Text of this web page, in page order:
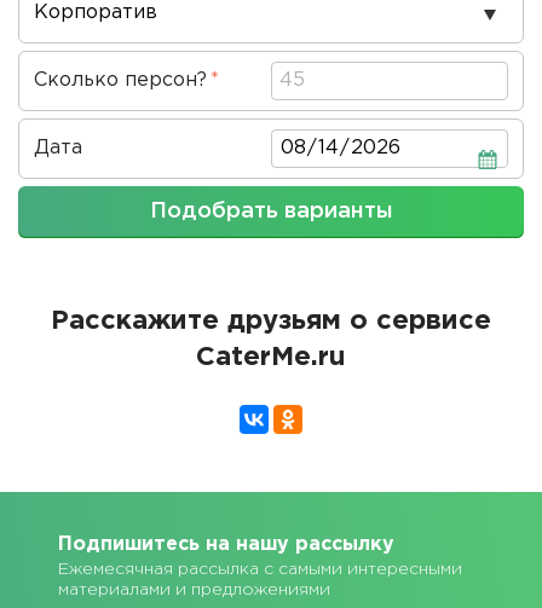
Повод
проведения
Сколько персон?
Дата Дата
Подобрать варианты
Расскажите друзьям о сервисе
CaterMe.ru
Подпишитесь на нашу рассылку
Ежемесячная рассылка с самыми интересными
материалами и предложениями